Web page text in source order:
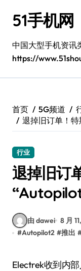
51手机网
中国大型手机资讯
https://
首页 5G频道
退掉旧订单！
行业
退掉旧订
由 dawei 8 月
#Autopilot2 #推出
Electrek收到内部人士爆料，特斯拉为Model3安装了